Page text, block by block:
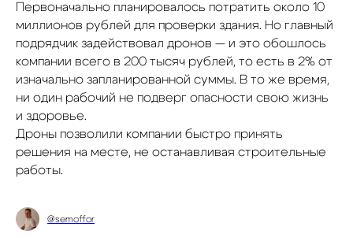
Первоначально планировалось потратить около 10
миллионов рублей для проверки здания. Но главный
подрядчик задействовал дронов — и это обошлось
компании всего в 200 тысяч рублей, то есть в 2% от
изначально запланированной суммы. В то же время,
ни один рабочий не подверг опасности свою жизнь
и здоровье.
Дроны позволили компании быстро принять
решения на месте, не останавливая строительные
работы.
@semoffor